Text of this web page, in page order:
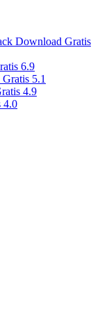
Download Gratis
6.9
5.1
4.9
4.0